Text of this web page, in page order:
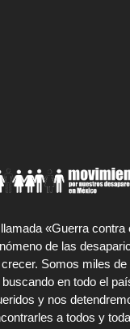
«Guerra contra
de las
Somos miles de
en todo el
y nos
a todos y